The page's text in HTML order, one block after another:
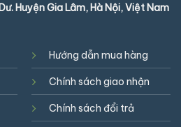
Huyện Gia Lâm, Hà Nội, Việt Nam
Hướng dẫn mua hàng
Chính sách giao nhận
Chính sách đổi trả